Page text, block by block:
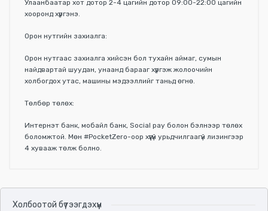
Улаанбаатар хот дотор 2-4 цагийн дотор 09:00-22:00 цагийн
хооронд хүргэнэ.
Орон нутгийн захиалга:
Орон нутгаас захиалга хийсэн бол тухайн аймаг, сумын
найдвартай шуудан, унаанд барааг хүргэж жолоочийн
холбогдох утас, машины мэдээллийг таньд өгнө.
Төлбөр төлөх:
Интернэт банк, мобайл банк, Social pay болон бэлнээр төлөх
боломжтой. Мөн #PocketZero-оор хүүгүй урьдчилгаагүй лизингээр
4 хувааж төлж болно.
Холбоотой бүтээгдэхүүн